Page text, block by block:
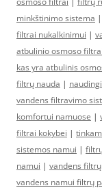
minkštinimo sistema |
filtrai nukalkinimui |
atbulinio osmoso filtrai
kas yra atbulinis
filtrų nauda |
vandens filtravimo
komfortui namuose |
filtrai kokybei |
sistemos namui |
namui | vandens
vandens namui filtrų